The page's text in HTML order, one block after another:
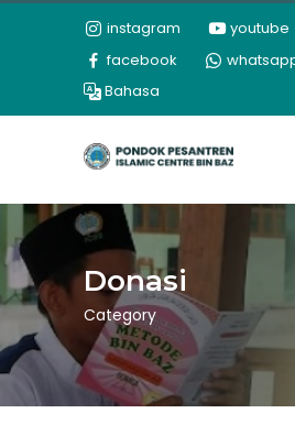
instagram
youtube
facebook
Bahasa
Donasi
Category